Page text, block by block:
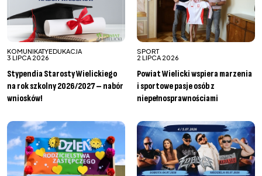
KOMUNIKATYEDUKACJA
3 LIPCA 2026
Stypendia Starosty Wielickiego
na rok szkolny 2026/2027 – nabór
wniosków!
SPORT
2 LIPCA 2026
Powiat Wielicki wspiera marzenia
i sportowe pasje osób z
niepełnosprawnościami